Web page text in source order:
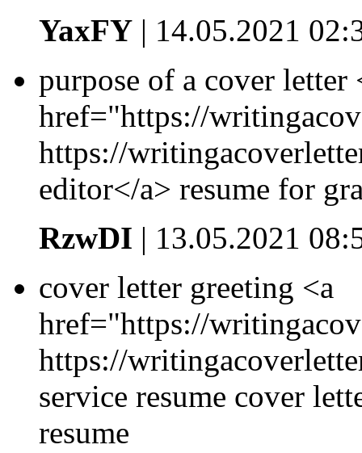
YaxFY | 14.05.2021
purpose of a cover letter
href="https://
https://
editor</a> resume for
RzwDI | 13.05.2021
cover letter greeting <a
href="https://
https://
service resume cover
resume